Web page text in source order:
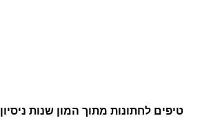
טיפים לחתונות מתוך המון שנות ניסיון